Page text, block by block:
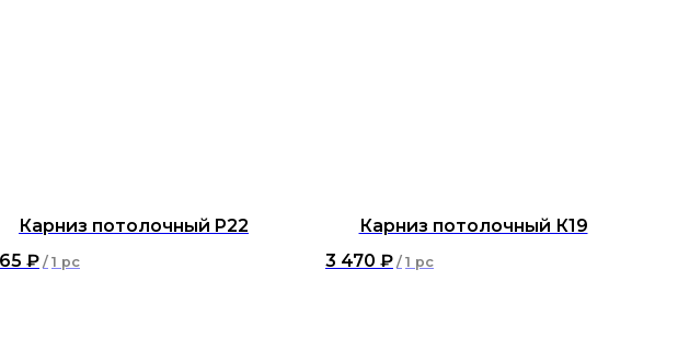
Карниз потолочный P22
₽ / 1 pc
Карниз потолочный К19
3 470 ₽ / 1 pc